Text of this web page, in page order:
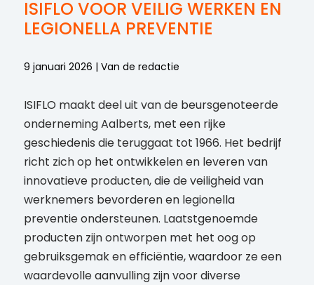
ISIFLO VOOR VEILIG WERKEN EN
LEGIONELLA PREVENTIE
9 januari 2026 | Van de redactie
ISIFLO maakt deel uit van de beursgenoteerde
onderneming Aalberts, met een rijke
geschiedenis die teruggaat tot 1966. Het bedrijf
richt zich op het ontwikkelen en leveren van
innovatieve producten, die de veiligheid van
werknemers bevorderen en legionella
preventie ondersteunen. Laatstgenoemde
producten zijn ontworpen met het oog op
gebruiksgemak en efficiëntie, waardoor ze een
waardevolle aanvulling zijn voor diverse